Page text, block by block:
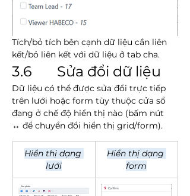
Tích/bỏ tích bên cạnh dữ liệu cần liên
kết/bỏ liên kết với dữ liệu ở tab cha.
3.6       Sửa đổi dữ liệu
Dữ liệu có thể được sửa đổi trực tiếp
trên lưới hoặc form tùy thuộc cửa sổ
đang ở chế độ hiển thị nào (bấm nút
↔️ để chuyển đổi hiển thị grid/form).
Hiển thị dạng
lưới
Hiển thị dạng
form